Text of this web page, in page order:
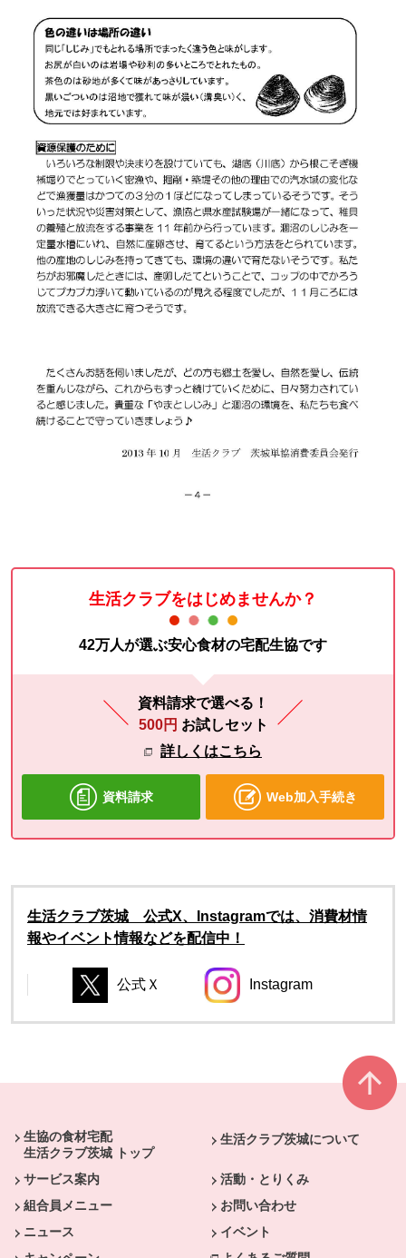
生活クラブをはじめませんか？
42万人が選ぶ安心食材の宅配生協です
資料請求で選べる！
500円 お試しセット
詳しくはこちら
資料請求 Web加入手続き
生活クラブ茨城 公式X、Instagramでは、消費材情
報やイベント情報などを配信中！
別のウィンドウで開きます。
公式Ｘ
別のウィンドウで開きます。
別のウィンドウで開きます。
Instagram
別のウィンドウで開
生協の食材宅配
生活クラブ茨城 トップ
生活クラブ茨城について
サービス案内
活動・とりくみ
組合員メニュー
お問い合わせ
ニュース
イベント